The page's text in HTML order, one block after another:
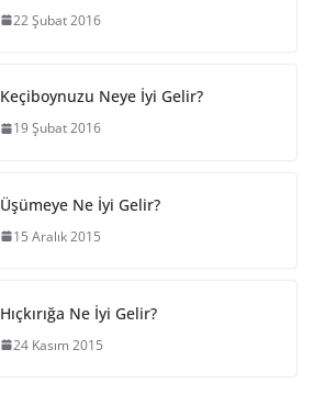
22 Şubat 2016
Keçiboynuzu Neye İyi Gelir?
19 Şubat 2016
Üşümeye Ne İyi Gelir?
15 Aralık 2015
Hıçkırığa Ne İyi Gelir?
24 Kasım 2015